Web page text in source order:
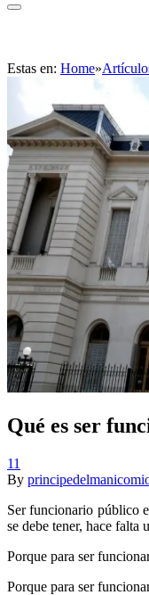
Estas en: Home»
Qué es ser
11
By
Ser funcionario público
se debe tener, hace falta
Porque para ser
Porque para ser